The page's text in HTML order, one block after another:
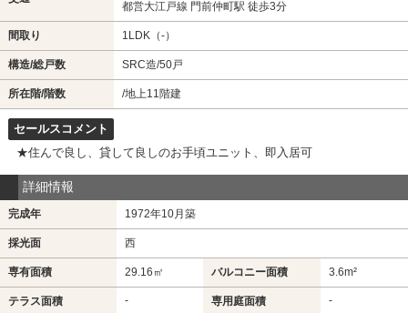
都営大江戸線 門前仲町駅 徒歩3分
間取り 1LDK（-）
構造/総戸数 SRC造/50戸
所在階/階数 /地上11階建
セールスコメント
★住んで良し、貸して良しのお手頃ユニット、即入居可
詳細情報
完成年 1972年10月築
採光面 西
専有面積 29.16㎡ バルコニー面積 3.6m²
テラス面積 - 専用庭面積 -